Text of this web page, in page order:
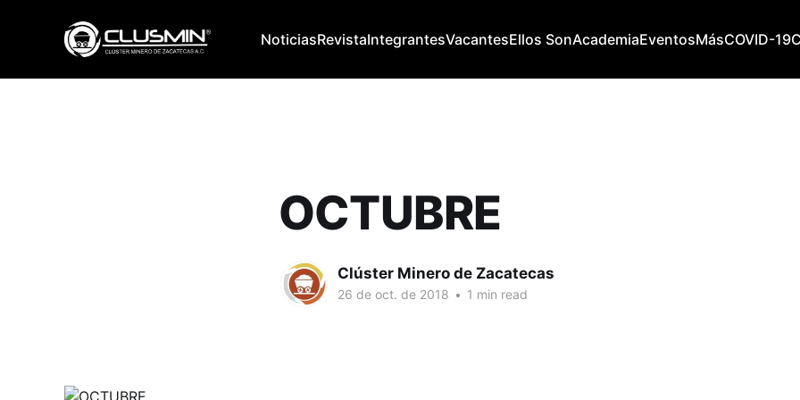
NoticiasRevistaIntegrantesVacantesEllos SonAcademiaEventosMásCOVID-19
OCTUBRE
Clúster Minero de Zacatecas
26 de oct. de 2018 • 1 min read